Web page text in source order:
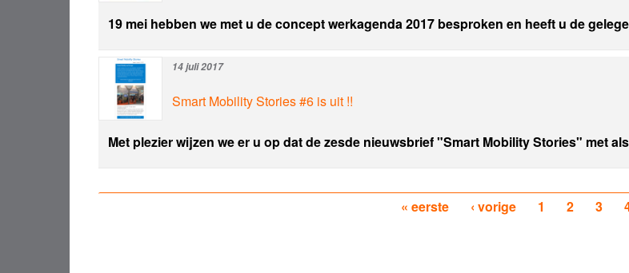
19 mei hebben we met u de concept werkagenda 2017 besproken en heeft u de
14 juli 2017
Smart Mobility Stories #6 is uit !!
Met plezier wijzen we er u op dat de zesde nieuwsbrief "Smart Mobility Stories" met
« eerste ‹ vorige 1 2 3